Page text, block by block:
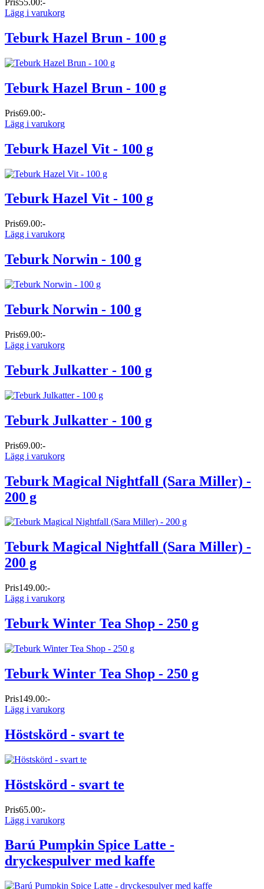
Pris55.00:-
Lägg i varukorg
Teburk Hazel Brun - 100 g
Teburk Hazel Brun - 100 g
Pris69.00:-
Lägg i varukorg
Teburk Hazel Vit - 100 g
Teburk Hazel Vit - 100 g
Pris69.00:-
Lägg i varukorg
Teburk Norwin - 100 g
Teburk Norwin - 100 g
Pris69.00:-
Lägg i varukorg
Teburk Julkatter - 100 g
Teburk Julkatter - 100 g
Pris69.00:-
Lägg i varukorg
Teburk Magical Nightfall (Sara Miller) -
200 g
Teburk Magical Nightfall (Sara Miller) -
200 g
Pris149.00:-
Lägg i varukorg
Teburk Winter Tea Shop - 250 g
Teburk Winter Tea Shop - 250 g
Pris149.00:-
Lägg i varukorg
Höstskörd - svart te
Höstskörd - svart te
Pris65.00:-
Lägg i varukorg
Barú Pumpkin Spice Latte -
dryckespulver med kaffe